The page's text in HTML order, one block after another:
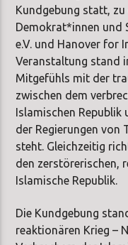
Kundgebung statt,
Demokrat*innen und
e.V. und Hanover for
Veranstaltung stand
Mitgefühls mit der
zwischen dem
Islamischen Republik
der Regierungen von
steht. Gleichzeitig
den zerstörerischen,
Islamische Republik.
Die Kundgebung
reaktionären Krieg –